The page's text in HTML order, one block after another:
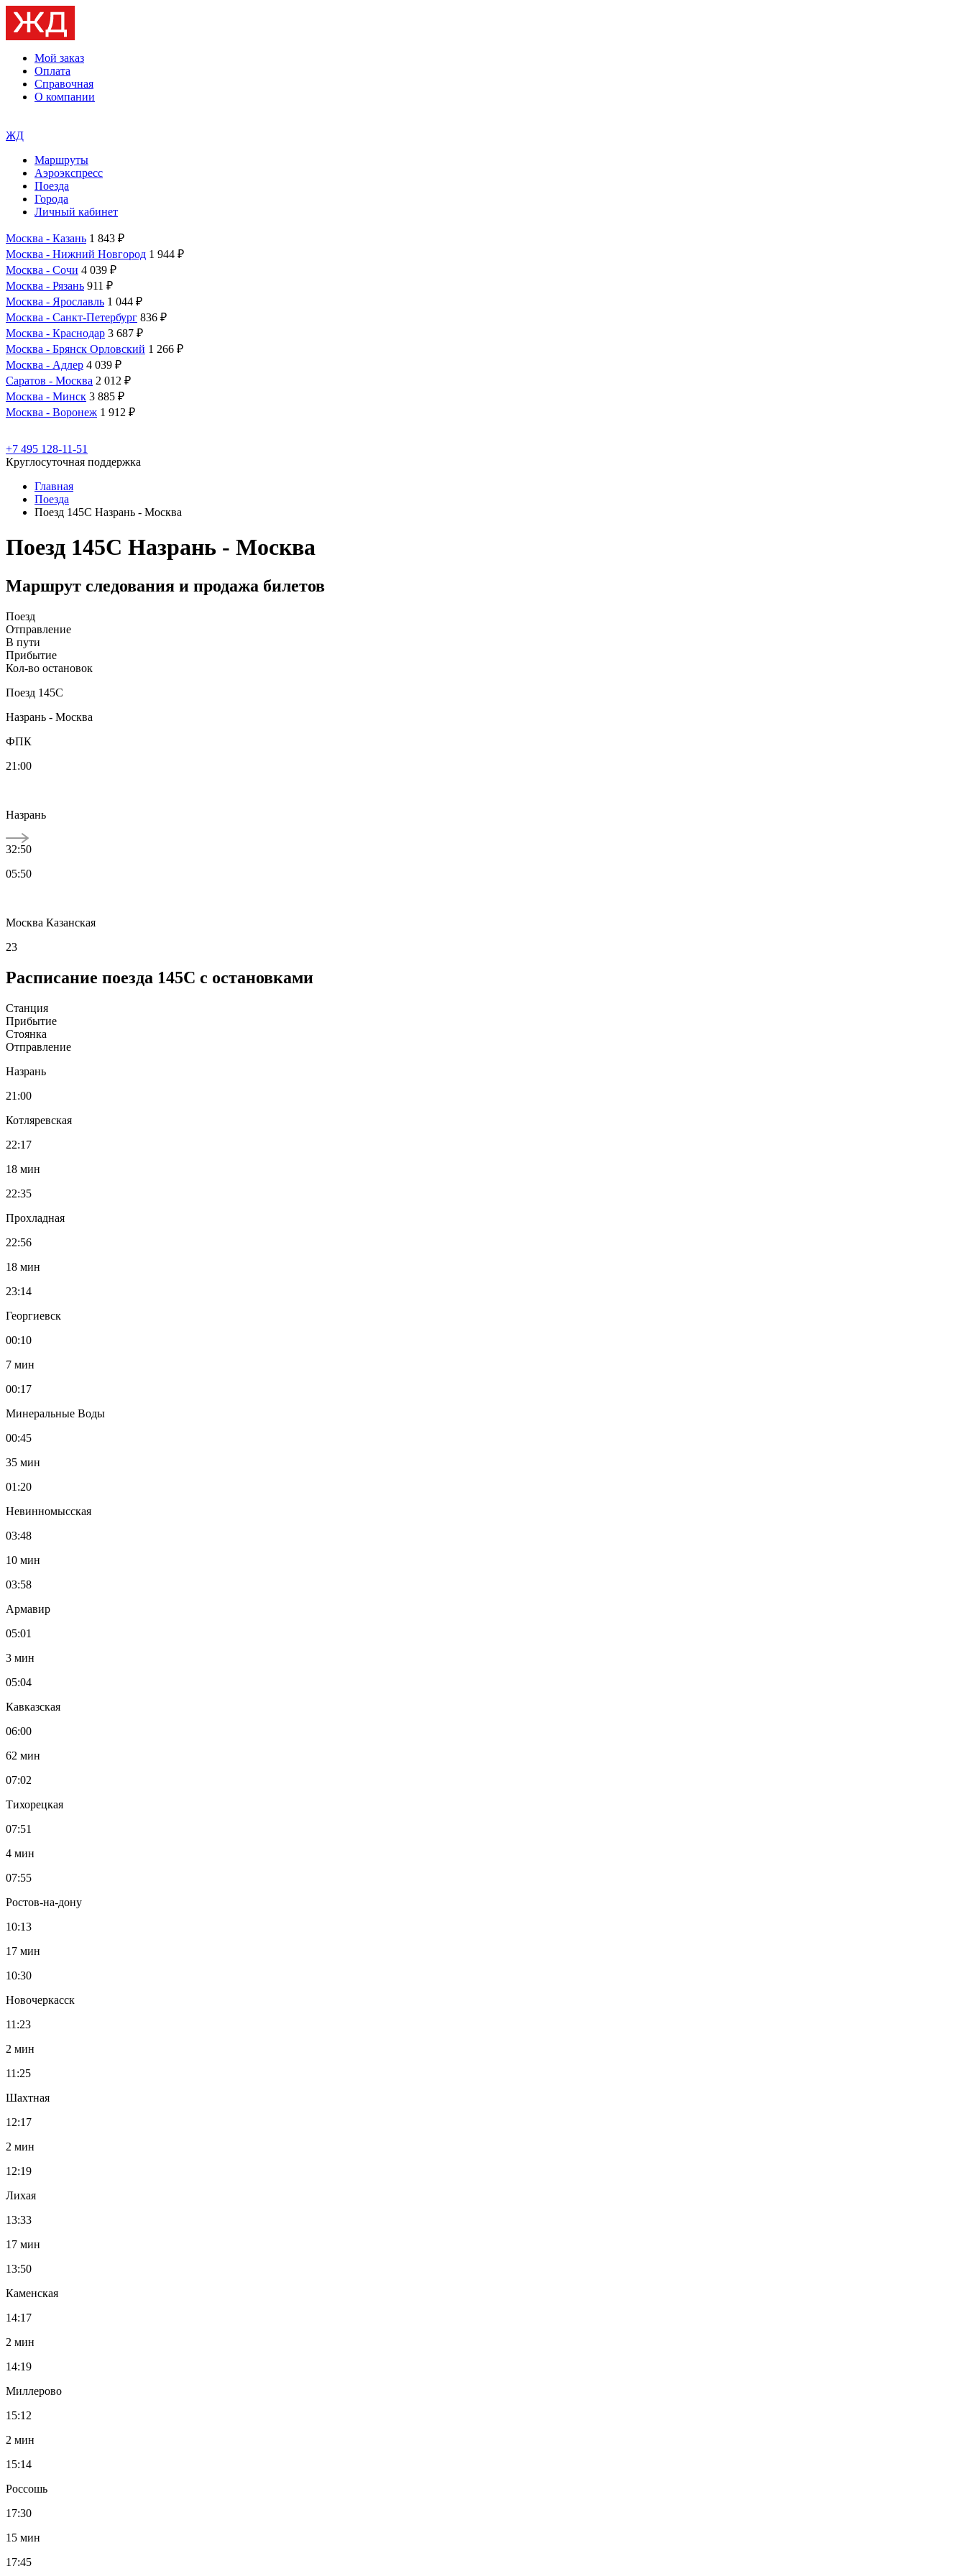
Мой заказ
Оплата
Справочная
О компании
ЖД
Маршруты
Аэроэкспресс
Поезда
Города
Личный кабинет
Москва - Казань 1 843 ₽
Москва - Нижний Новгород 1 944 ₽
Москва - Сочи 4 039 ₽
Москва - Рязань 911 ₽
Москва - Ярославль 1 044 ₽
Москва - Санкт-Петербург 836 ₽
Москва - Краснодар 3 687 ₽
Москва - Брянск Орловский 1 266 ₽
Москва - Адлер 4 039 ₽
Саратов - Москва 2 012 ₽
Москва - Минск 3 885 ₽
Москва - Воронеж 1 912 ₽
+7 495 128-11-51
Круглосуточная поддержка
Главная
Поезда
Поезд 145С Назрань - Москва
Поезд 145С Назрань - Москва
Маршрут следования и продажа билетов
Поезд
Отправление
В пути
Прибытие
Кол-во остановок
Поезд 145С
Назрань - Москва
ФПК
21:00
Назрань
32:50
05:50
Москва Казанская
23
Расписание поезда 145С с остановками
Станция
Прибытие
Стоянка
Отправление
Назрань
21:00
Котляревская
22:17
18 мин
22:35
Прохладная
22:56
18 мин
23:14
Георгиевск
00:10
7 мин
00:17
Минеральные Воды
00:45
35 мин
01:20
Невинномысская
03:48
10 мин
03:58
Армавир
05:01
3 мин
05:04
Кавказская
06:00
62 мин
07:02
Тихорецкая
07:51
4 мин
07:55
Ростов-на-дону
10:13
17 мин
10:30
Новочеркасск
11:23
2 мин
11:25
Шахтная
12:17
2 мин
12:19
Лихая
13:33
17 мин
13:50
Каменская
14:17
2 мин
14:19
Миллерово
15:12
2 мин
15:14
Россошь
17:30
15 мин
17:45